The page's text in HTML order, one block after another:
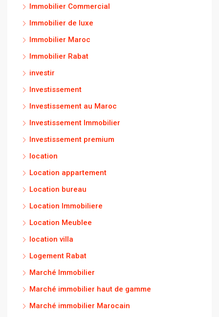
Immobilier Commercial
Immobilier de luxe
Immobilier Maroc
Immobilier Rabat
investir
Investissement
Investissement au Maroc
Investissement Immobilier
Investissement premium
location
Location appartement
Location bureau
Location Immobiliere
Location Meublee
location villa
Logement Rabat
Marché Immobilier
Marché immobilier haut de gamme
Marché immobilier Marocain